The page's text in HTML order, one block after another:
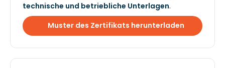
technische und betriebliche Unterlagen.
Muster des Zertifikats herunterladen